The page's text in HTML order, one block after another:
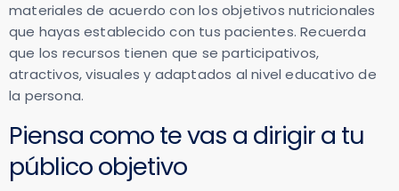
materiales de acuerdo con los objetivos nutricionales
que hayas establecido con tus pacientes. Recuerda
que los recursos tienen que se participativos,
atractivos, visuales y adaptados al nivel educativo de
la persona.
Piensa como te vas a dirigir a tu
público objetivo